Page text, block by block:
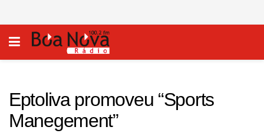
Eptoliva promoveu “Sports
Manegement”